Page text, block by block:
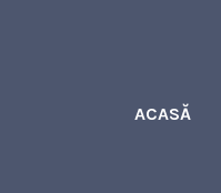
ACASĂ